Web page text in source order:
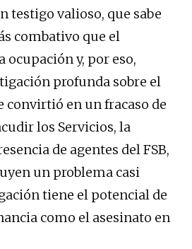
testigo valioso, que sabe
combativo que el
ocupación y, por eso,
profunda sobre el
convirtió en un fracaso de
los Servicios, la
de agentes del FSB,
un problema casi
tiene el potencial de
como el asesinato en